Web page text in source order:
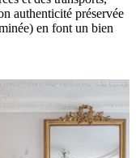
authenticité préservée
en font un bien